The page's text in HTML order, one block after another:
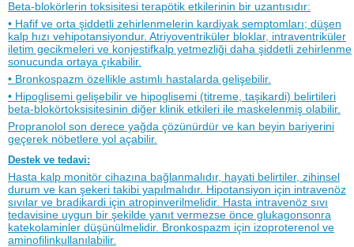
Beta-blokörlerin toksisitesi terapötik etkilerinin bir uzantısıdır:
• Hafif ve orta şiddetli zehirlenmelerin kardiyak semptomları; düşen
kalp hızı vehipotansiyondur. Atriyoventriküler bloklar, intraventriküler
iletim gecikmeleri ve konjestifkalp yetmezliği daha şiddetli zehirlenme
sonucunda ortaya çıkabilir.
• Bronkospazm özellikle astımlı hastalarda gelişebilir.
• Hipoglisemi gelişebilir ve hipoglisemi (titreme, taşikardi) belirtileri
beta-blokörtoksisitesinin diğer klinik etkileri ile maskelenmiş olabilir.
Propranolol son derece yağda çözünürdür ve kan beyin bariyerini
geçerek nöbetlere yol açabilir.
Destek ve tedavi:
Hasta kalp monitör cihazına bağlanmalıdır, hayati belirtiler, zihinsel
durum ve kan şekeri takibi yapılmalıdır. Hipotansiyon için intravenöz
sıvılar ve bradikardi için atropinverilmelidir. Hasta intravenöz sıvı
tedavisine uygun bir şekilde yanıt vermezse önce glukagonsonra
katekolaminler düşünülmelidir. Bronkospazm için izoproterenol ve
aminofilinkullanılabilir.